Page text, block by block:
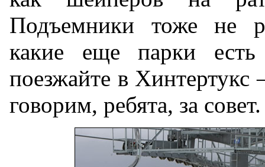
Подъемники тоже не
какие еще парки
поезжайте в
говорим, ребята, за совет.